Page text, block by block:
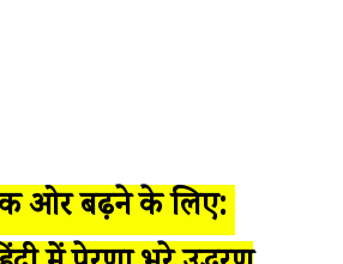
ओर बढ़ने के लिए: